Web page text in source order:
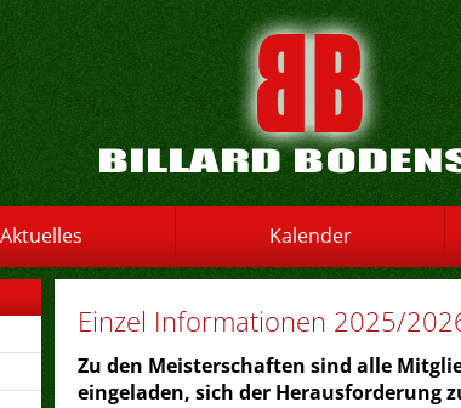
Aktuelles Kalender
Einzel Informationen 2025/
Zu den Meisterschaften sind alle
eingeladen, sich der Herausforderung